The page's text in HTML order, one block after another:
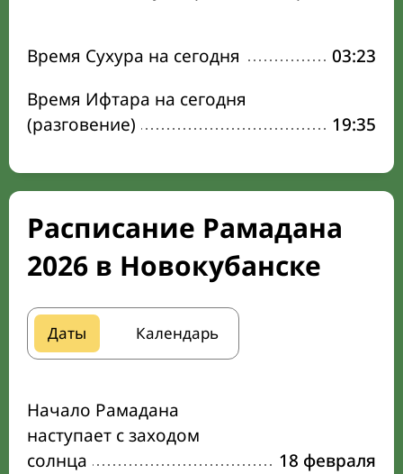
Время Сухура на сегодня
03:23
Время Ифтара на сегодня
(разговение)
19:35
Расписание Рамадана
2026 в Новокубанске
Даты Календарь
Начало Рамадана
наступает с заходом
солнца
18 февраля